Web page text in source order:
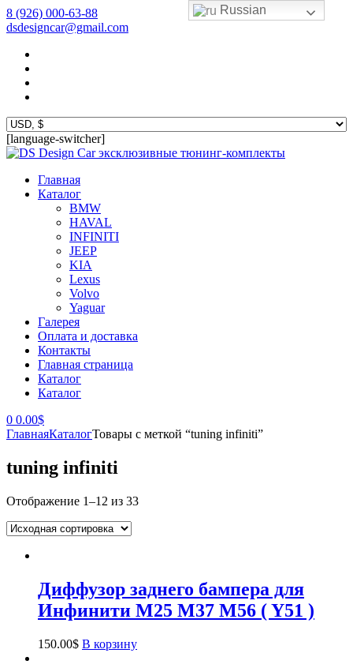
8 (926) 000-63-88
dsdesigncar@gmail.com
[language-switcher]
эксклюзивные тюнинг-комплекты
Главная
Каталог
BMW
HAVAL
INFINITI
JEEP
KIA
Lexus
Volvo
Yaguar
Галерея
Оплата и доставка
Контакты
Главная страница
Каталог
Каталог
0 0.00$
ГлавнаяКаталогТовары с меткой “tuning infiniti”
tuning infiniti
Отображение 1–12 из 33
Диффузор заднего бампера для
Инфинити M25 M37 M56 ( Y51 )
150.00$ В корзину
Russian